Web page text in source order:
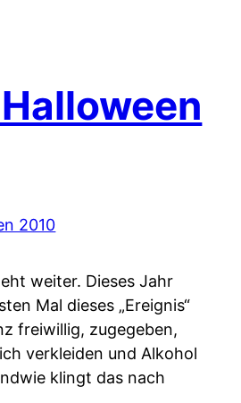
weiter. Dieses Jahr
Mal dieses „Ereignis“
freiwillig, zugegeben,
verkleiden und Alkohol
klingt das nach